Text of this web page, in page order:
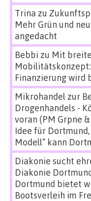
Trina zu
Mehr Grün und
angedacht
Bebbi zu Mit
Finanzierung wird
Mikrohandel zur
Drogenhandels -
voran (PM Grpne
Idee für
Modell“ kann
Diakonie sucht
Diakonie
Dortmund bietet
Bootsverleih im